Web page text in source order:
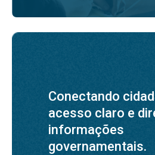
Conectando
acesso claro e
informações
governamentais.